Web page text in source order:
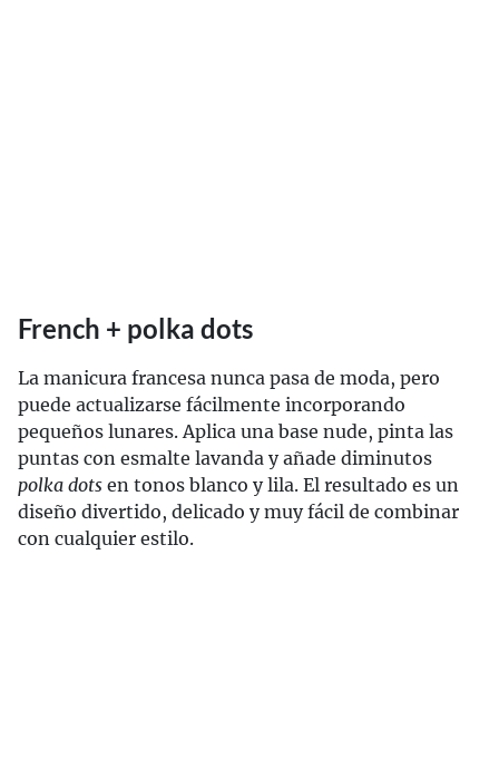
French + polka dots
La manicura francesa nunca pasa de moda, pero
puede actualizarse fácilmente incorporando
pequeños lunares. Aplica una base nude, pinta las
puntas con esmalte lavanda y añade diminutos
polka dots en tonos blanco y lila. El resultado es un
diseño divertido, delicado y muy fácil de combinar
con cualquier estilo.